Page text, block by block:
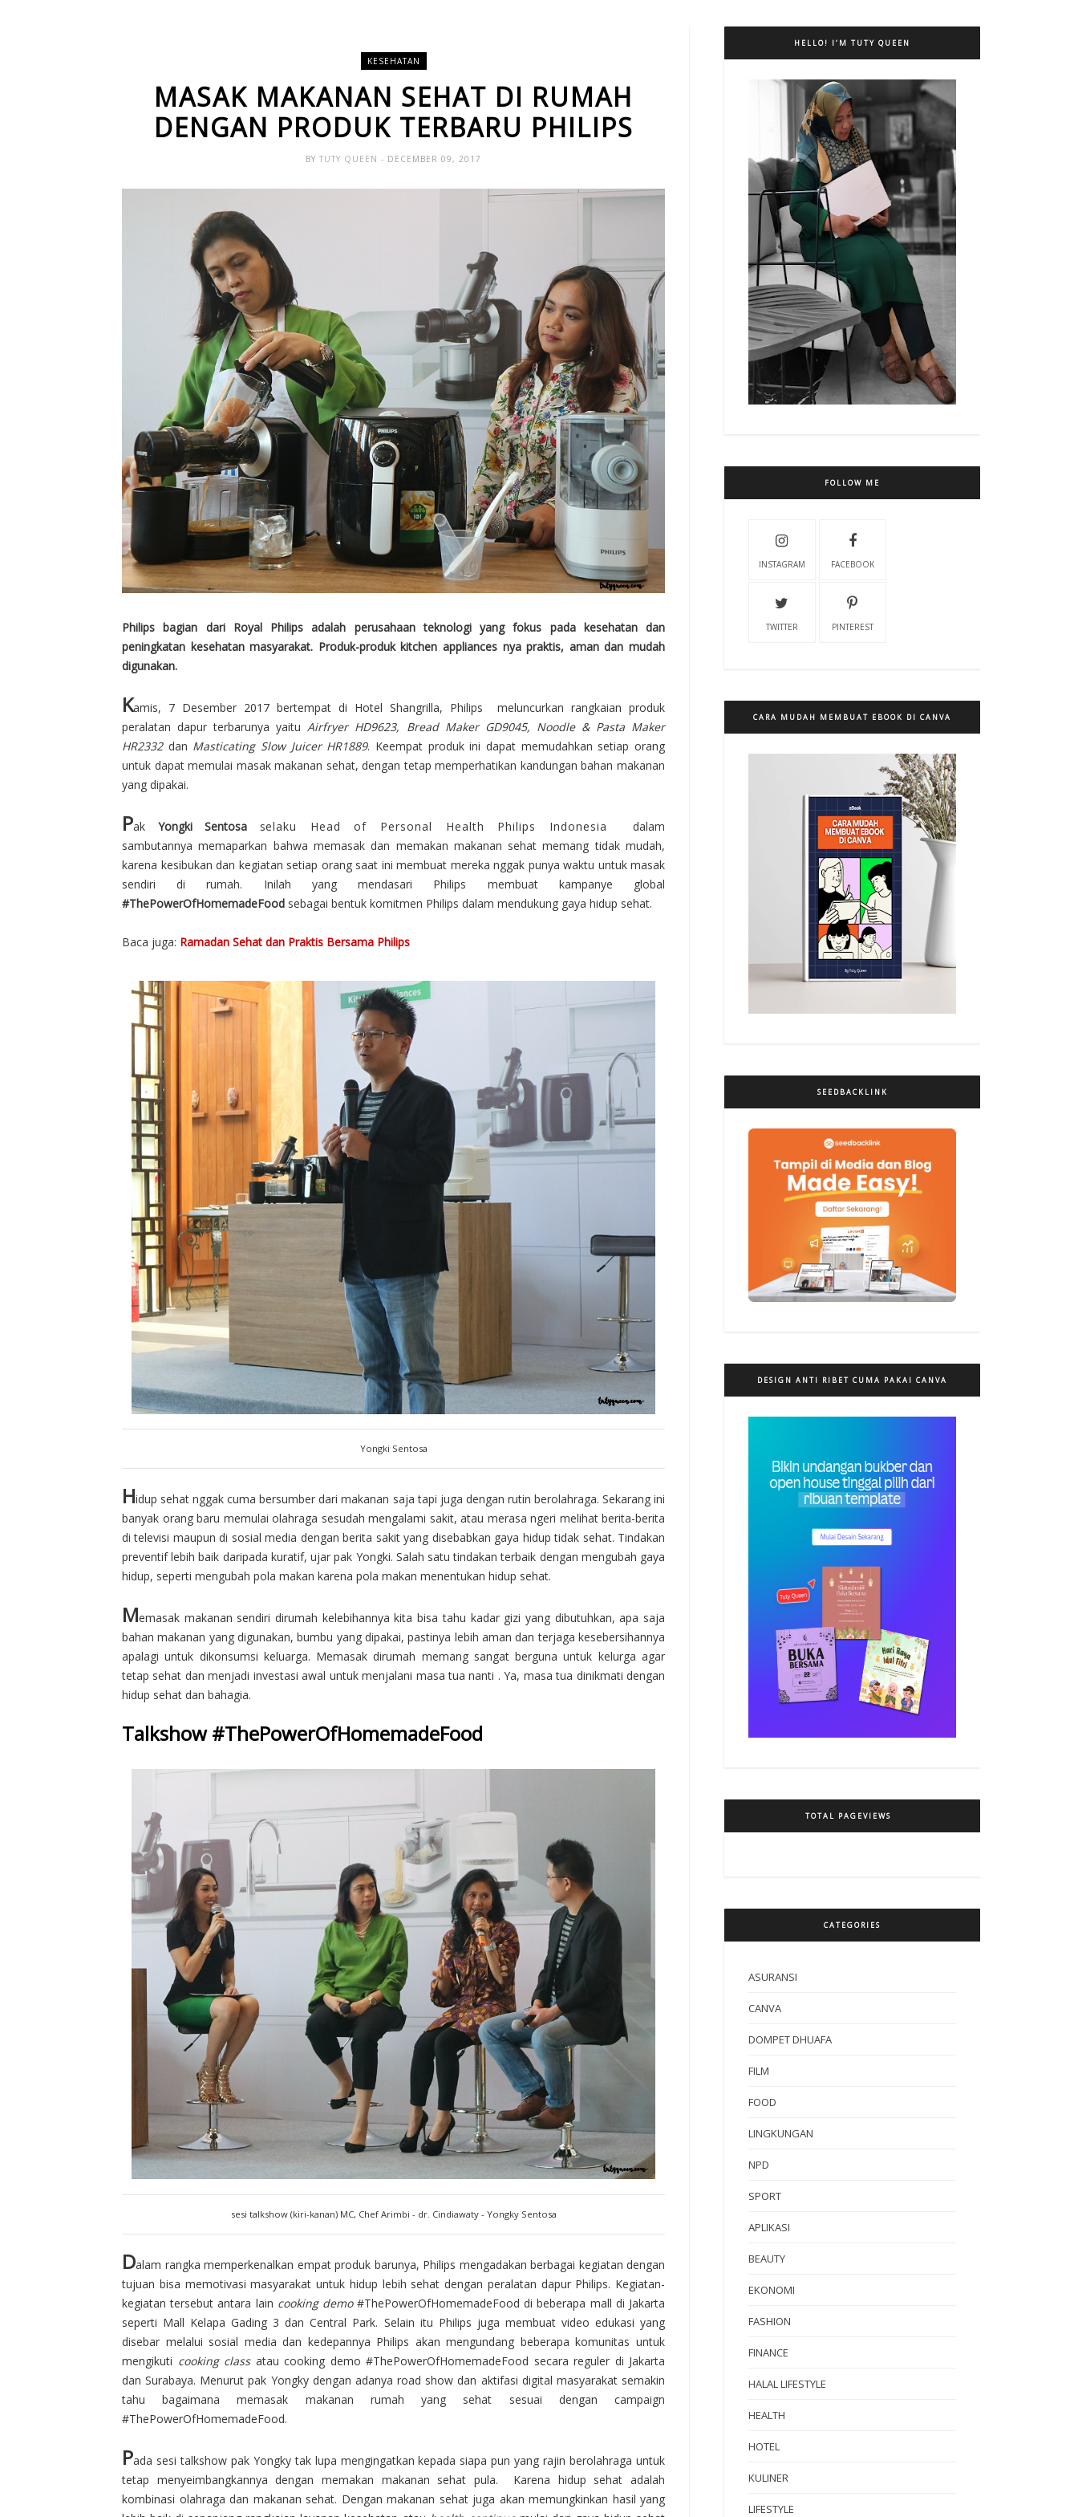
KESEHATAN
MASAK MAKANAN SEHAT DI RUMAH
DENGAN PRODUK TERBARU PHILIPS
BY TUTY QUEEN - DECEMBER 09, 2017
Philips bagian dari Royal Philips adalah perusahaan teknologi yang fokus pada kesehatan dan
peningkatan kesehatan masyarakat. Produk-produk kitchen appliances nya praktis, aman dan mudah
digunakan.
Kamis, 7 Desember 2017 bertempat di Hotel Shangrilla, Philips meluncurkan rangkaian produk
peralatan dapur terbarunya yaituAirfryer HD9623, Bread Maker GD9045, Noodle & Pasta Maker
HR2332dan Masticating Slow Juicer HR1889. Keempat produk ini dapat memudahkan setiap orang
untuk dapat memulai masak makanan sehat, dengan tetap memperhatikan kandungan bahan makanan
yang dipakai.
Pak Yongki Sentosa selaku Head of Personal Health Philips Indonesia
dalam
sambutannyamemaparkan bahwa memasak dan memakan makanan sehat memang tidak mudah,
karena kesibukan dan kegiatan setiap orang saat ini membuat mereka nggak punya waktu untuk masak
sendiri di rumah. Inilah yang mendasari Philips membuat kampanye global
#ThePowerOfHomemadeFood sebagai bentuk komitmen Philips dalam mendukung gaya hidup sehat.
Baca juga: Ramadan Sehat dan Praktis Bersama Philips
Yongki Sentosa
Hidup sehat nggak cuma bersumber dari makanan saja tapi juga dengan rutin berolahraga. Sekarang ini
banyak orang baru memulai olahraga sesudah mengalami sakit, atau merasa ngeri melihat berita-berita
di televisi maupun di sosial media dengan berita sakit yang disebabkan gaya hidup tidak sehat. Tindakan
preventif lebih baik daripada kuratif, ujar pak Yongki. Salah satu tindakan terbaik dengan mengubah gaya
hidup, seperti mengubah pola makan karena pola makan menentukan hidup sehat.
Memasak makanan sendiri dirumah kelebihannya kita bisa tahu kadar gizi yang dibutuhkan, apa saja
bahan makanan yang digunakan, bumbu yang dipakai, pastinya lebih aman dan terjaga kesebersihannya
apalagi untuk dikonsumsi keluarga. Memasak dirumah memang sangat berguna untuk kelurga agar
tetap sehat dan menjadi investasi awal untuk menjalani masa tua nanti . Ya, masa tua dinikmati dengan
hidup sehat dan bahagia.
Talkshow #ThePowerOfHomemadeFood
sesi talkshow (kiri-kanan) MC, Chef Arimbi - dr. Cindiawaty - Yongky Sentosa
Dalam rangka memperkenalkan empat produk barunya, Philips mengadakan berbagai kegiatan dengan
tujuan bisa memotivasi masyarakat untuk hidup lebih sehat dengan peralatan dapur Philips. Kegiatan-
kegiatan tersebut antara lain cooking demo#ThePowerOfHomemadeFood di beberapa mall di Jakarta
seperti Mall Kelapa Gading 3 dan Central Park. Selain itu Philips juga membuat video edukasi yang
disebar melalui sosial media dan kedepannya Philips akan mengundang beberapa komunitas untuk
mengikuti cooking class atau cooking demo #ThePowerOfHomemadeFood secara reguler di Jakarta
dan Surabaya. Menurut pak Yongky dengan adanya road show dan aktifasi digital masyarakat semakin
tahu bagaimana memasak makanan rumah yang sehat sesuai dengan campaign
#ThePowerOfHomemadeFood.
Pada sesi talkshow pak Yongky tak lupa mengingatkan kepada siapa pun yang rajin berolahraga untuk
tetap menyeimbangkannya dengan memakan makanan sehat pula. Karena hidup sehat adalah
kombinasi olahraga dan makanan sehat. Dengan makanan sehat juga akan memungkinkan hasil yang
HELLO! I’M TUTY QUEEN
FOLLOW ME
INSTAGRAM FACEBOOK
TWITTER PINTEREST
CARA MUDAH MEMBUAT EBOOK DI CANVA
SEEDBACKLINK
DESIGN ANTI RIBET CUMA PAKAI CANVA
TOTAL PAGEVIEWS
CATEGORIES
ASURANSI
CANVA
DOMPET DHUAFA
FILM
FOOD
LINGKUNGAN
NPD
SPORT
APLIKASI
BEAUTY
EKONOMI
FASHION
FINANCE
HALAL LIFESTYLE
HEALTH
HOTEL
KULINER
LIFESTYLE